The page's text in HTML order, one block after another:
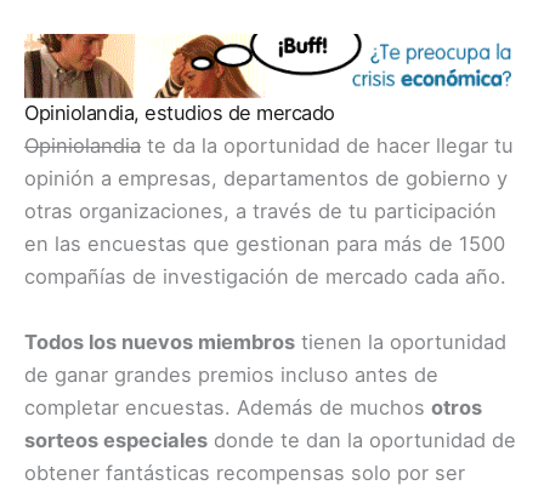
Opiniolandia, estudios de mercado
Opiniolandia te da la oportunidad de hacer llegar tu
opinión a empresas, departamentos de gobierno y
otras organizaciones, a través de tu participación
en las encuestas que gestionan para más de 1500
compañías de investigación de mercado cada año.
Todos los nuevos miembros tienen la oportunidad
de ganar grandes premios incluso antes de
completar encuestas. Además de muchos otros
sorteos especiales donde te dan la oportunidad de
obtener fantásticas recompensas solo por ser